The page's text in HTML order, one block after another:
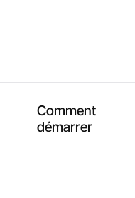
Comment
démarrer